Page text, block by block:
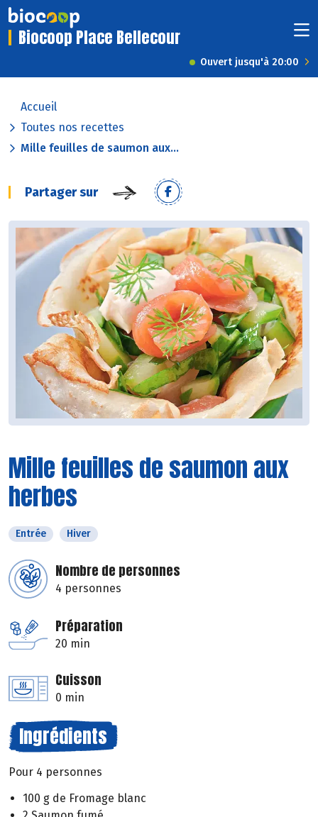
Biocoop Place Bellecour
Ouvert jusqu'à 20:00
Accueil
Toutes nos recettes
Mille feuilles de saumon aux...
Partager sur
Mille feuilles de saumon aux
herbes
Entrée Hiver
Nombre de personnes
4 personnes
Préparation
20 min
Cuisson
0 min
Ingrédients
Pour 4 personnes
100 g de Fromage blanc